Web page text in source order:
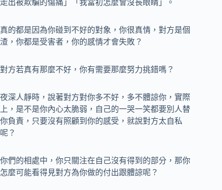
走出被欺騙的傷痛」「我當初怎麼會沒長眼睛」。
真的都是因為你碰到不好的對象，你很真情，對方是個
渣，你都是受害者，你的感情才會失敗？
對方若真有那麼不好，你有需要那麼努力挑錯嗎？
夜深人靜時，說著對方對你多不好，多不體諒你，實際
上，是不是你內心太脆弱，自己的一哭一笑都要別人替
你負責，只要沒有照顧到你的感受，就說對方太自私
呢？
你們的相處中，你只關注在自己沒有得到的部分，那你
怎麼可能看得見對方為你做的付出跟體諒呢？